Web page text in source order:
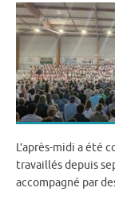
L’après-midi a été
travaillés depuis
accompagné par